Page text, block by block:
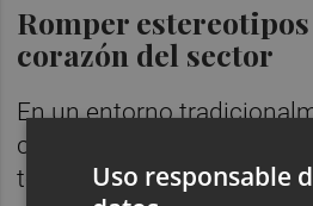
Romper estereotipos
corazón del sector
En un entorno
como el del vending, Berti
tenido que romper ciertos
Uso responsable